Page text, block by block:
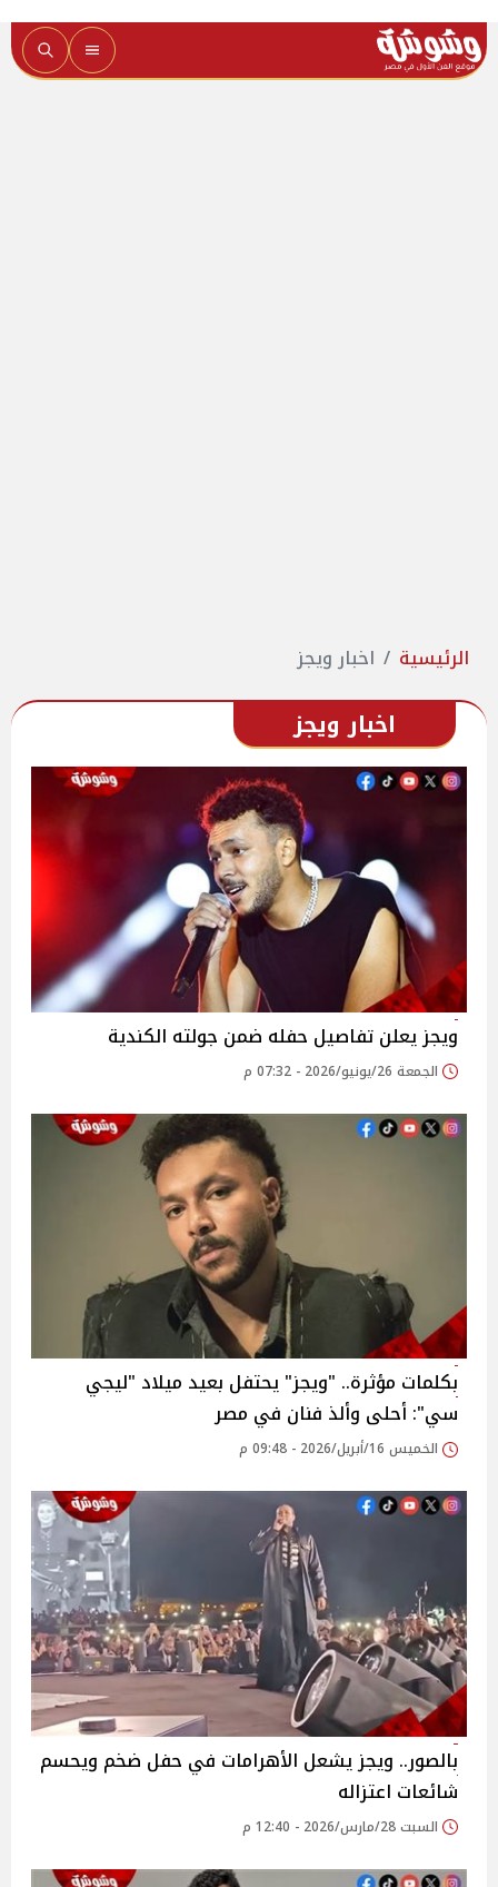
الرئيسية اخبار ويجز
اخبار ويجز
ويجز يعلن تفاصيل حفله ضمن جولته الكندية
الجمعة 26/يونيو/2026 - 07:32 م
بكلمات مؤثرة.. "ويجز" يحتفل بعيد ميلاد "ليجي
سي": أحلى وألذ فنان في مصر
الخميس 16/أبريل/2026 - 09:48 م
بالصور.. ويجز يشعل الأهرامات في حفل ضخم ويحسم
شائعات اعتزاله
السبت 28/مارس/2026 - 12:40 م